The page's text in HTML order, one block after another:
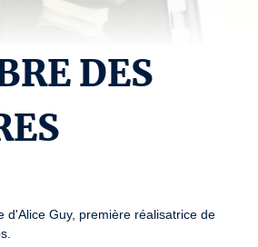
DES
d'Alice Guy, première réalisatrice de